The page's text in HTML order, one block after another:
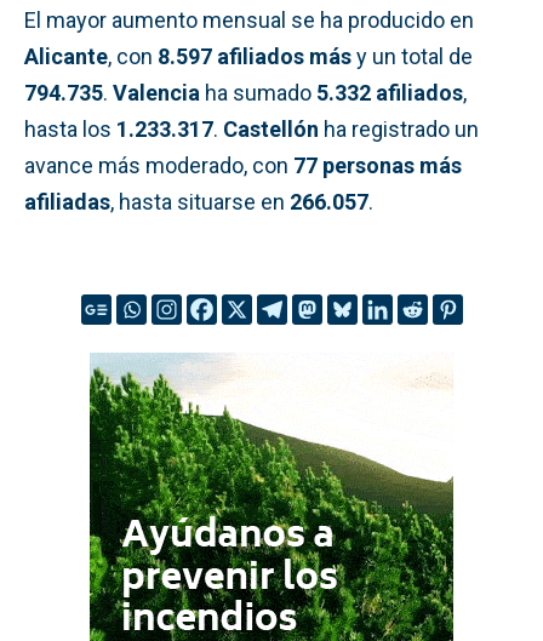
El mayor aumento mensual se ha producido en
Alicante, con 8.597 afiliados másy un total de
794.735. Valencia ha sumado 5.332 afiliados,
hasta los 1.233.317. Castellón ha registrado un
avance más moderado, con 77 personas más
afiliadas, hasta situarse en 266.057.